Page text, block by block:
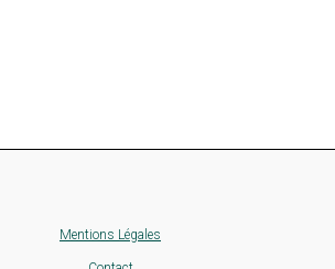
Mentions Légales